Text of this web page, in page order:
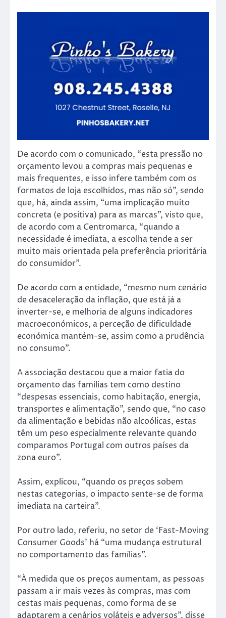
De acordo com o comunicado, “esta pressão no
orçamento levou a compras mais pequenas e
mais frequentes, e isso infere também com os
formatos de loja escolhidos, mas não só”, sendo
que, há, ainda assim, “uma implicação muito
concreta (e positiva) para as marcas”, visto que,
de acordo com a Centromarca, “quando a
necessidade é imediata, a escolha tende a ser
muito mais orientada pela preferência prioritária
do consumidor”.
De acordo com a entidade, “mesmo num cenário
de desaceleração da inflação, que está já a
inverter-se, e melhoria de alguns indicadores
macroeconómicos, a perceção de dificuldade
económica mantém-se, assim como a prudência
no consumo”.
A associação destacou que a maior fatia do
orçamento das famílias tem como destino
“despesas essenciais, como habitação, energia,
transportes e alimentação”, sendo que, “no caso
da alimentação e bebidas não alcoólicas, estas
têm um peso especialmente relevante quando
comparamos Portugal com outros países da
zona euro”.
Assim, explicou, “quando os preços sobem
nestas categorias, o impacto sente-se de forma
imediata na carteira”.
Por outro lado, referiu, no setor de ‘Fast-Moving
Consumer Goods’ há “uma mudança estrutural
no comportamento das famílias”.
“À medida que os preços aumentam, as pessoas
passam a ir mais vezes às compras, mas com
cestas mais pequenas, como forma de se
adaptarem a cenários voláteis e adversos”, disse